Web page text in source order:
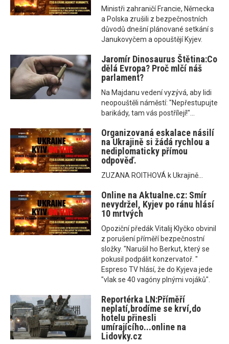
Ministři zahraničí Francie, Německa
a Polska zrušili z bezpečnostních
důvodů dnešní plánované setkání s
Janukovyčem a opouštějí Kyjev.
Jaromír Dinosaurus Štětina:Co
dělá Evropa? Proč mlčí náš
parlament?
Na Majdanu vedení vyzývá, aby lidi
neopouštěli náměstí: "Nepřestupujte
barikády, tam vás postřílejí!"...
Organizovaná eskalace násilí
na Ukrajině si žádá rychlou a
nediplomaticky přímou
odpověď.
ZUZANA ROITHOVÁ k Ukrajině...
Online na Aktualne.cz: Smír
nevydržel, Kyjev po ránu hlásí
10 mrtvých
Opoziční předák Vitalij Klyčko obvinil
z porušení příměří bezpečnostní
složky. "Narušil ho Berkut, který se
pokusil podpálit konzervatoř. "
Espreso TV hlásí, že do Kyjeva jede
"vlak se 40 vagóny plnými vojáků".
Reportérka LN:Příměří
neplatí,brodíme se krví,do
hotelu přinesli
umírajícího...online na
Lidovky.cz